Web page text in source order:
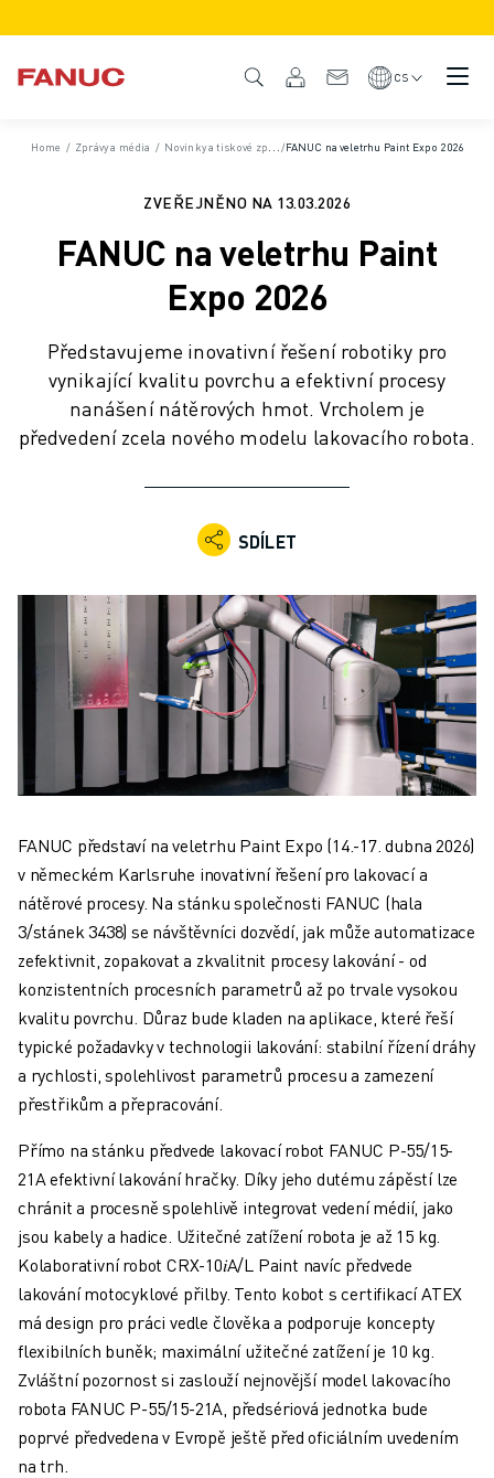
PŘEHLED PRODUKTŮ
FUNKCE/MOŽNOSTI CNC
SIMULACE - DIGITÁLNÍ DVOJČE
VZDĚLÁVACÍ PRODUKTY CNC
RETROFIT ŘEŠENÍ
POKROČILÉ MODELY CNC
ROBOTY
ŘÍDICÍ JEDNOTKY ROBOTŮ
PŘÍSLUŠENSTVÍ ROBOTŮ
ROBOTICKÝ SOFTWARE
SIMULAČNÍ SOFTWARE
PRODUKTY PRO VZDĚLÁVACÍ ROBOTIKU
ROBOTY PRO SVAŘOVÁNÍ ELEKTRICKÝM OBLOUKEM
KLOUBOVÉ ROBOTY
ŘADA M-900
DELTA ROBOTY
ROBOTY PRO POTRAVINÁŘSTVÍ A ČISTÉ PROSTORY
LAKOVACÍ ROBOTY
PALETIZAČNÍ ROBOTY
SCARA ROBOTY
KOMPAKTNÍ CNC OBRÁBĚCÍ CENTRA
MODELY ROBODRILL
ROBODRILL KOMPAKTNÍ CNC OBRÁBĚCÍ STROJE
ROBODRILL HARDWARE
ROBODRILL SOFTWARE
PREVENTIVNÍ ÚDRŽBA ROBODRILL
UDRŽITELNOST ROBODRILL
BALENÍ ROBODRILL
VZDĚLÁVACÍ BALÍČEK ROBODRILL
ELEKTRICKÉ VSTŘIKOVACÍ STROJE
MODELY ROBOSHOT
ELEKTRICKÉ VSTŘIKOVACÍ STROJE ROBOSHOT
ROBOSHOT HARDWARE
ROBOSHOT SOFTWARE
UDRŽITELNOST ROBOSHOT
BALENÍ ROBOTŮ ROBOSHOT
CS
Home / Zprávy a média / Novinky a tiskové zprávy /Zprávy
/FANUC na veletrhu Paint Expo 2026
ZVEŘEJNĚNO NA 13.03.2026
FANUC na veletrhu Paint
Expo 2026
Představujeme inovativní řešení robotiky pro
vynikající kvalitu povrchu a efektivní procesy
nanášení nátěrových hmot. Vrcholem je
předvedení zcela nového modelu lakovacího robota.
SDÍLET
FANUC představí na veletrhu Paint Expo (14.-17. dubna 2026)
v německém Karlsruhe inovativní řešení pro lakovací a
nátěrové procesy. Na stánku společnosti FANUC (hala
3/stánek 3438) se návštěvníci dozvědí, jak může automatizace
zefektivnit, zopakovat a zkvalitnit procesy lakování - od
konzistentních procesních parametrů až po trvale vysokou
kvalitu povrchu. Důraz bude kladen na aplikace, které řeší
typické požadavky v technologii lakování: stabilní řízení dráhy
a rychlosti, spolehlivost parametrů procesu a zamezení
přestřikům a přepracování.
Přímo na stánku předvede lakovací robot FANUC P-55/15-
21A efektivní lakování hračky. Díky jeho dutému zápěstí lze
chránit a procesně spolehlivě integrovat vedení médií, jako
jsou kabely a hadice. Užitečné zatížení robota je až 15 kg.
Kolaborativní robot CRX-10𝑖A/L Paint navíc předvede
lakování motocyklové přilby. Tento kobot s certifikací ATEX
má design pro práci vedle člověka a podporuje koncepty
flexibilních buněk; maximální užitečné zatížení je 10 kg.
Zvláštní pozornost si zaslouží nejnovější model lakovacího
robota FANUC P-55/15-21A, předsériová jednotka bude
poprvé předvedena v Evropě ještě před oficiálním uvedením
na trh.